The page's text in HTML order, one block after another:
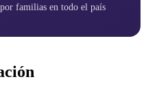
familias en todo el país